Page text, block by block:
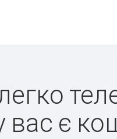
вас є